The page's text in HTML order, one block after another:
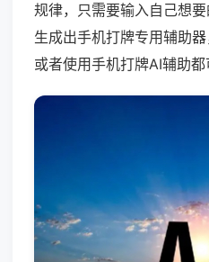
规律，只需要输入自己想
生成出手机打牌专用辅助
或者使用手机打牌AI辅助都